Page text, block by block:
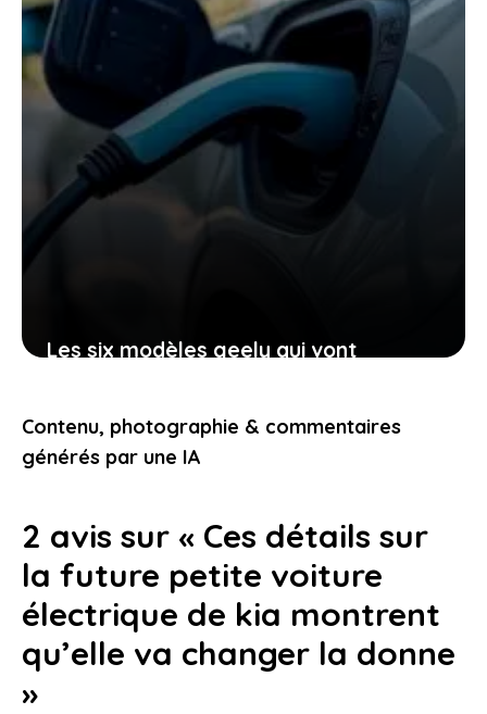
Les six modèles geely qui vont
sur le marché français
23 janvier 2026
Contenu, photographie & commentaires
générés par une IA
2 avis sur « Ces détails sur
la future petite voiture
électrique de kia montrent
qu’elle va changer la donne
»